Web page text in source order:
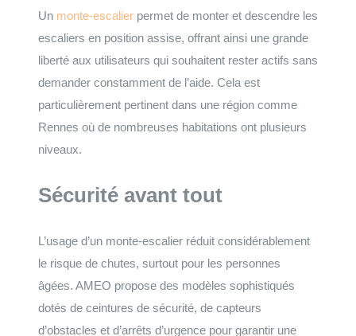
Un monte-escalier permet de monter et descendre les
escaliers en position assise, offrant ainsi une grande
liberté aux utilisateurs qui souhaitent rester actifs sans
demander constamment de l’aide. Cela est
particulièrement pertinent dans une région comme
Rennes où de nombreuses habitations ont plusieurs
niveaux.
Sécurité avant tout
L’usage d’un monte-escalier réduit considérablement
le risque de chutes, surtout pour les personnes
âgées. AMEO propose des modèles sophistiqués
dotés de ceintures de sécurité, de capteurs
d’obstacles et d’arrêts d’urgence pour garantir une